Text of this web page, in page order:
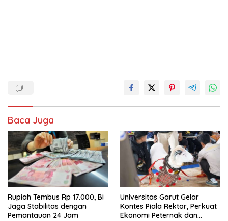
Baca Juga
Rupiah Tembus Rp 17.000, BI
Jaga Stabilitas dengan
Pemantauan 24 Jam
Universitas Garut Gelar
Kontes Piala Rektor, Perkuat
Ekonomi Peternak dan